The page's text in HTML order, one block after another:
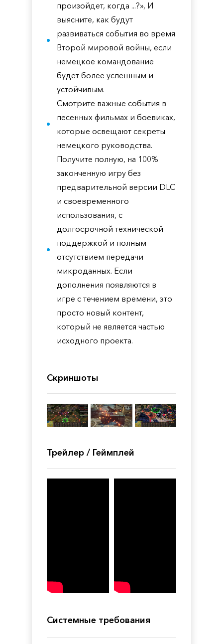
произойдет, когда ...?», И
выясните, как будут
развиваться события во время
Второй мировой войны, если
немецкое командование
будет более успешным и
устойчивым.
Смотрите важные события в
песенных фильмах и боевиках,
которые освещают секреты
немецкого руководства.
Получите полную, на 100%
законченную игру без
предварительной версии DLC
и своевременного
использования, с
долгосрочной технической
поддержкой и полным
отсутствием передачи
микроданных. Если
дополнения появляются в
игре с течением времени, это
просто новый контент,
который не является частью
исходного проекта.
Скриншоты
Трейлер / Геймплей
Системные требования